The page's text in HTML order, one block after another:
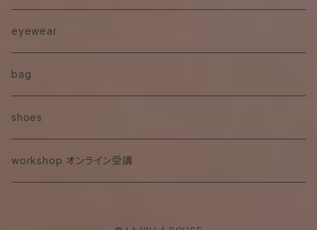
eyewear
bag
shoes
workshop オンライン受講